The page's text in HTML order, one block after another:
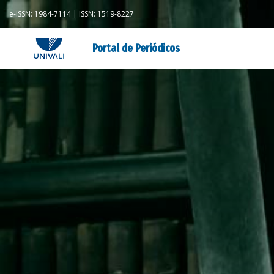
e-ISSN: 1984-7114 | ISSN: 1519-8227
Portal de Periódicos